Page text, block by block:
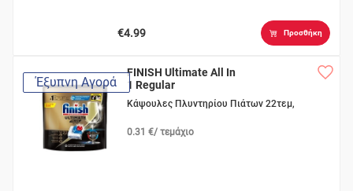
€4.99 Προσθήκη
Έξυπνη Αγορά
FINISH Ultimate All In
1 Regular
Κάψουλες Πλυντηρίου Πιάτων 22τεμ,
0.31 €/ τεμάχιο